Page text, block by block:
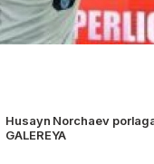
Husayn Norchaev
GALEREYA